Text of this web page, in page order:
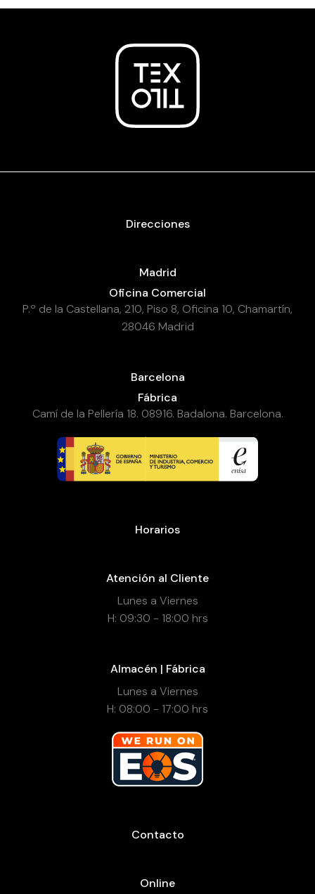
Direcciones
Madrid
Oficina Comercial
P.º de la Castellana, 210, Piso 8, Oficina 10, Chamartín,
28046 Madrid
Barcelona
Fábrica
Camí de la Pellería 18. 08916. Badalona. Barcelona.
Horarios
Atención al Cliente
Lunes a Viernes
H: 09:30 - 18:00 hrs
Almacén | Fábrica
Lunes a Viernes
H: 08:00 - 17:00 hrs
Contacto
Online